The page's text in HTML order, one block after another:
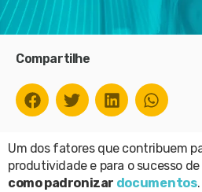
Compartilhe
Um dos fatores que contribuem
produtividade e para o sucesso
como padronizar documentos